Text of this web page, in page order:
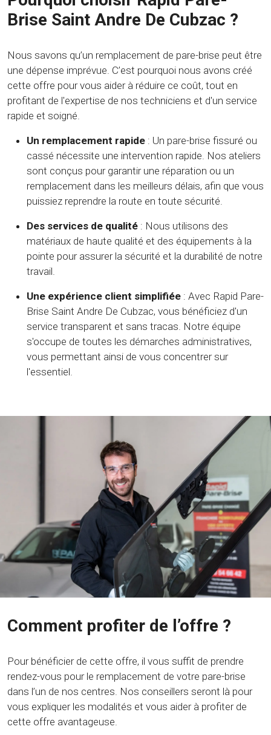
Brise Saint Andre De Cubzac ?
Nous savons qu’un remplacement de pare-brise peut être
une dépense imprévue. C’est pourquoi nous avons créé
cette offre pour vous aider à réduire ce coût, tout en
profitant de l'expertise de nos techniciens et d'un service
rapide et soigné.
Un remplacement rapide : Un pare-brise fissuré ou
cassé nécessite une intervention rapide. Nos ateliers
sont conçus pour garantir une réparation ou un
remplacement dans les meilleurs délais, afin que vous
puissiez reprendre la route en toute sécurité.
Des services de qualité : Nous utilisons des
matériaux de haute qualité et des équipements à la
pointe pour assurer la sécurité et la durabilité de notre
travail.
Une expérience client simplifiée : Avec Rapid Pare-
Brise Saint Andre De Cubzac, vous bénéficiez d'un
service transparent et sans tracas. Notre équipe
s'occupe de toutes les démarches administratives,
vous permettant ainsi de vous concentrer sur
l'essentiel.
Comment profiter de l’offre ?
Pour bénéficier de cette offre, il vous suffit de prendre
rendez-vous pour le remplacement de votre pare-brise
dans l’un de nos centres. Nos conseillers seront là pour
vous expliquer les modalités et vous aider à profiter de
cette offre avantageuse.